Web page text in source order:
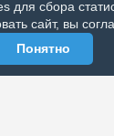
для сбора
сайт, вы
Понятно